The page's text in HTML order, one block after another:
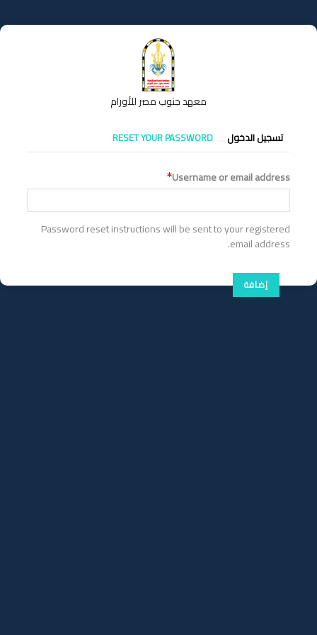
إلى
المحتوى
معهد جنوب مصر للأورام
التبويبات
الأساسية
تسجيل الدخول RESET YOUR PASSWORD
Username or email address
Password reset instructions will be sent to your registered
email address.